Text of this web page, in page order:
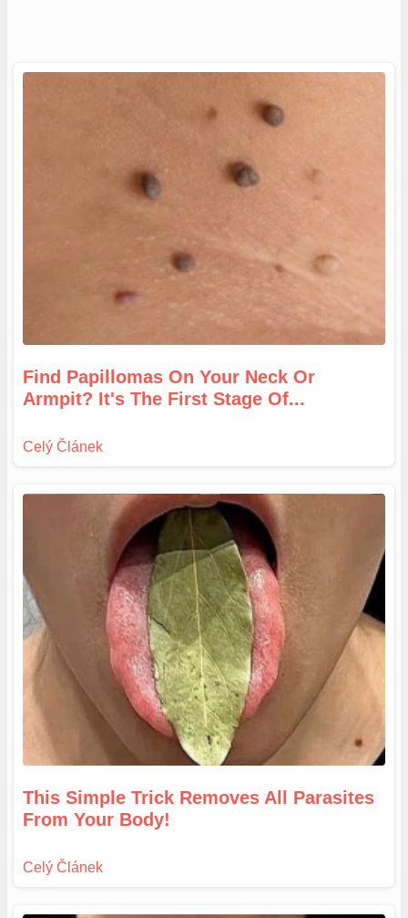
Find Papillomas On Your Neck Or
Armpit? It's The First Stage Of...
This Simple Trick Removes All Parasites
From Your Body!